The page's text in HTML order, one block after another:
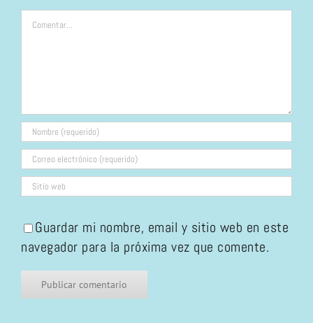
Comentar
Guardar mi nombre, email y sitio web en este
navegador para la próxima vez que comente.